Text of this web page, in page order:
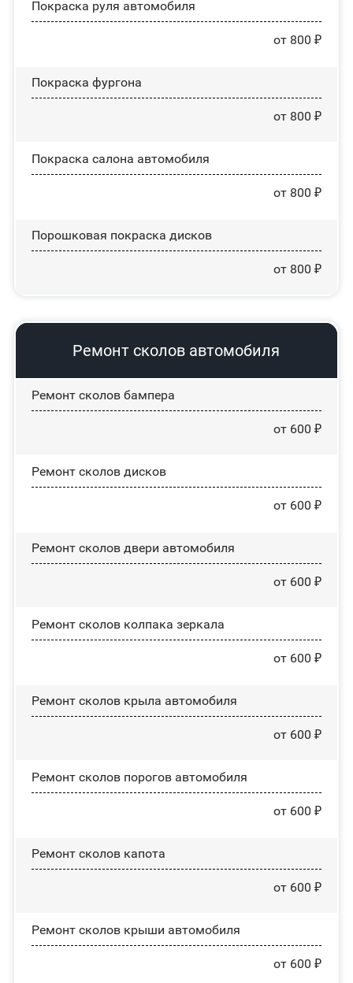
Покраска руля автомобиля
от 800 ₽
Покраска фургона
от 800 ₽
Покраска салона автомобиля
от 800 ₽
Порошковая покраска дисков
от 800 ₽
Ремонт сколов автомобиля
Ремонт сколов бампера
от 600 ₽
Ремонт сколов дисков
от 600 ₽
Ремонт сколов двери автомобиля
от 600 ₽
Ремонт сколов колпака зеркала
от 600 ₽
Ремонт сколов крыла автомобиля
от 600 ₽
Ремонт сколов порогов автомобиля
от 600 ₽
Ремонт сколов капота
от 600 ₽
Ремонт сколов крыши автомобиля
от 600 ₽